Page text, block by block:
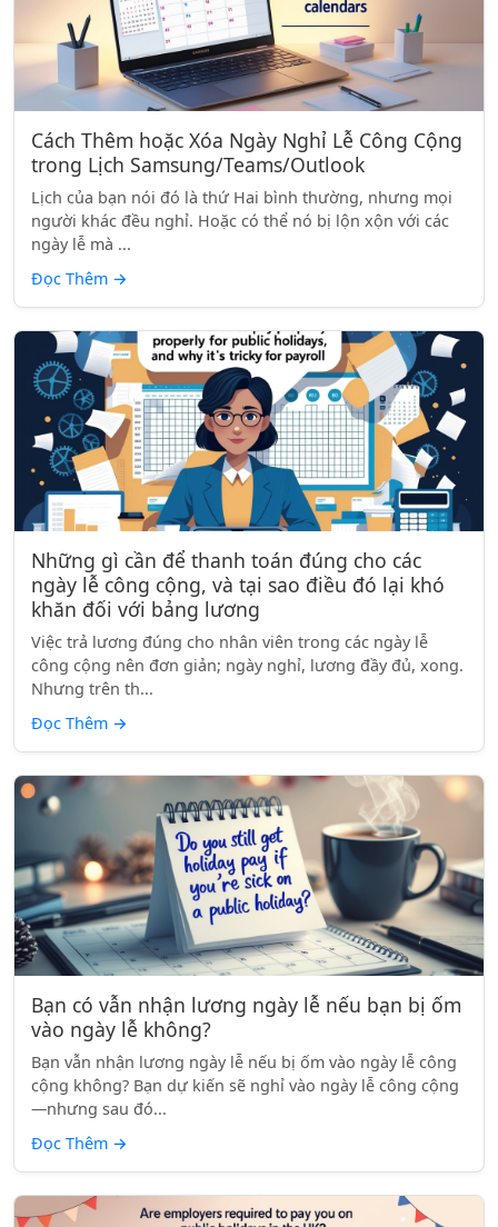
Cách Thêm hoặc Xóa Ngày Nghỉ Lễ Công Cộng
trong Lịch Samsung/Teams/Outlook
Lịch của bạn nói đó là thứ Hai bình thường, nhưng mọi
người khác đều nghỉ. Hoặc có thể nó bị lộn xộn với các
ngày lễ mà ...
Đọc Thêm →
Những gì cần để thanh toán đúng cho các
ngày lễ công cộng, và tại sao điều đó lại khó
khăn đối với bảng lương
Việc trả lương đúng cho nhân viên trong các ngày lễ
công cộng nên đơn giản; ngày nghỉ, lương đầy đủ, xong.
Nhưng trên th...
Đọc Thêm →
Bạn có vẫn nhận lương ngày lễ nếu bạn bị ốm
vào ngày lễ không?
Bạn vẫn nhận lương ngày lễ nếu bị ốm vào ngày lễ công
cộng không? Bạn dự kiến sẽ nghỉ vào ngày lễ công cộng
—nhưng sau đó...
Đọc Thêm →